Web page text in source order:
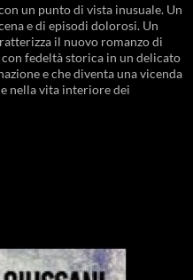
un punto di vista inusuale. Un
e di episodi dolorosi. Un
il nuovo romanzo di
fedeltà storica in un delicato
e che diventa una vicenda
nella vita interiore dei